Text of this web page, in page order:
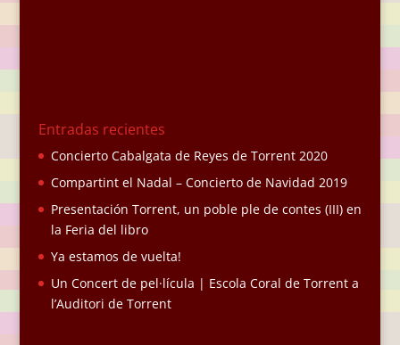
Entradas recientes
Concierto Cabalgata de Reyes de Torrent 2020
Compartint el Nadal – Concierto de Navidad 2019
Presentación Torrent, un poble ple de contes (III) en
la Feria del libro
Ya estamos de vuelta!
Un Concert de pel·lícula | Escola Coral de Torrent a
l’Auditori de Torrent